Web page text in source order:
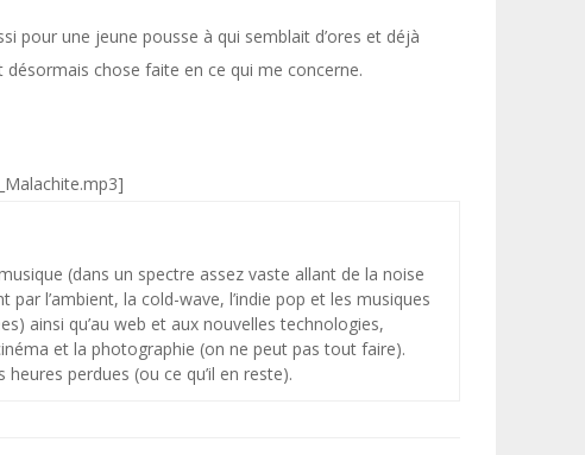
pour une jeune pousse à qui semblait d’ores et déjà
désormais chose faite en ce qui me concerne.
(dans un spectre assez vaste allant de la noise
par l’ambient, la cold-wave, l’indie pop et les musiques
ainsi qu’au web et aux nouvelles technologies,
et la photographie (on ne peut pas tout faire).
perdues (ou ce qu’il en reste).